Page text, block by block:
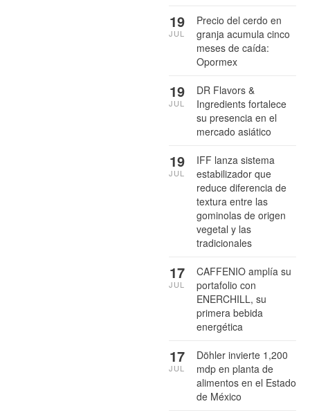
Precio del cerdo en
granja acumula cinco
meses de caída:
Opormex
19
JUL
DR Flavors &
Ingredients fortalece
su presencia en el
mercado asiático
19
JUL
IFF lanza sistema
estabilizador que
reduce diferencia de
textura entre las
gominolas de origen
vegetal y las
tradicionales
19
JUL
CAFFENIO amplía su
portafolio con
ENERCHILL, su
primera bebida
energética
17
JUL
Döhler invierte 1,200
mdp en planta de
alimentos en el Estado
de México
17
JUL